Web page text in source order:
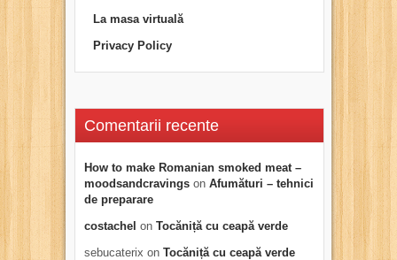
La masa virtuală
Privacy Policy
Comentarii recente
How to make Romanian smoked meat –
moodsandcravings on Afumături – tehnici
de preparare
costachel on Tocăniță cu ceapă verde
sebucaterix on Tocăniță cu ceapă verde